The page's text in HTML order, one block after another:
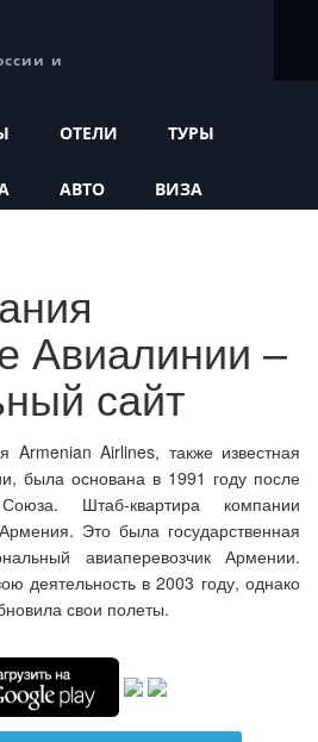
и
ОТЕЛИ ТУРЫ
АВТО ВИЗА
Авиалинии –
сайт
Armenian Airlines, также известная
была основана в 1991 году после
Штаб-квартира компании
Это была государственная
авиаперевозчик Армении.
деятельность в 2003 году, однако
свои полеты.